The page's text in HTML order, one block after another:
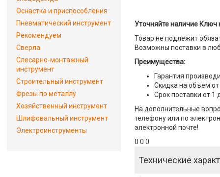
Уточняйте наличие Ключ
Товар не подлежит
Возможны поставки в
Преимущества:
Гарантия
Скидка на объем от
Срок поставки от 1
На дополнительные
телефону или по
электронной почте!
0 0 0
Технические
Оснастка и приспособления
Пневматический инструмент
Рекомендуем
Сверла
Слесарно-монтажный
инструмент
Строительный инструмент
Фрезы по металлу
Хозяйственный инструмент
Шлифовальный инструмент
Электроинструменты